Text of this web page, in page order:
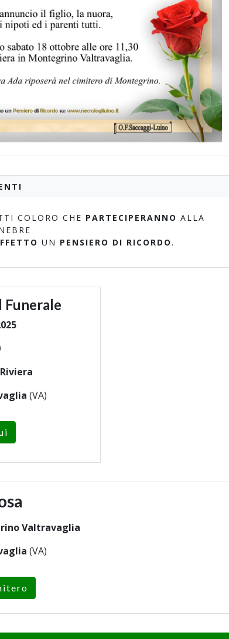
COLORO CHE PARTECIPERANNO ALLA
UN PENSIERO DI RICORDO .
Funerale
(VA)
Valtravaglia
(VA)